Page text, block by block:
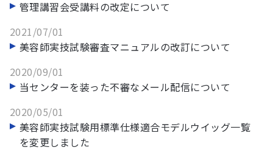
管理講習会受講料の改定について
2021/07/01
美容師実技試験審査マニュアルの改訂について
2020/09/01
当センターを装った不審なメール配信について
2020/05/01
美容師実技試験用標準仕様適合モデルウイッグ一覧
を変更しました